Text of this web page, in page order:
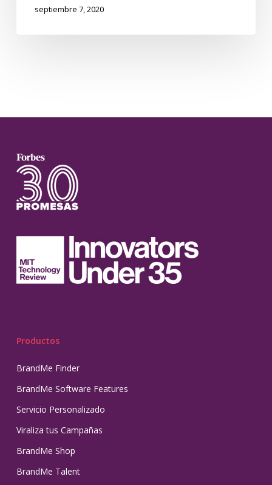
septiembre 7, 2020
Productos
BrandMe Finder
BrandMe Software Features
Servicio Personalizado
Viraliza tus Campañas
BrandMe Shop
BrandMe Talent